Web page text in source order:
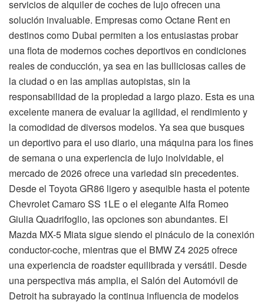
servicios de alquiler de coches de lujo ofrecen una
solución invaluable. Empresas como Octane Rent en
destinos como Dubai permiten a los entusiastas probar
una flota de modernos coches deportivos en condiciones
reales de conducción, ya sea en las bulliciosas calles de
la ciudad o en las amplias autopistas, sin la
responsabilidad de la propiedad a largo plazo. Esta es una
excelente manera de evaluar la agilidad, el rendimiento y
la comodidad de diversos modelos. Ya sea que busques
un deportivo para el uso diario, una máquina para los fines
de semana o una experiencia de lujo inolvidable, el
mercado de 2026 ofrece una variedad sin precedentes.
Desde el Toyota GR86 ligero y asequible hasta el potente
Chevrolet Camaro SS 1LE o el elegante Alfa Romeo
Giulia Quadrifoglio, las opciones son abundantes. El
Mazda MX-5 Miata sigue siendo el pináculo de la conexión
conductor-coche, mientras que el BMW Z4 2025 ofrece
una experiencia de roadster equilibrada y versátil. Desde
una perspectiva más amplia, el Salón del Automóvil de
Detroit ha subrayado la continua influencia de modelos